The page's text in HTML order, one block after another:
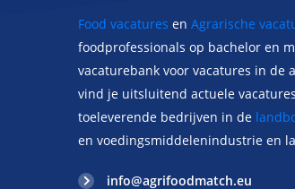
Food vacatures en Agrarische
foodprofessionals op bachelor en
vacaturebank voor vacatures in de
vind je uitsluitend actuele
toeleverende bedrijven in de
en voedingsmiddelenindustrie en
info@agrifoodmatch.eu